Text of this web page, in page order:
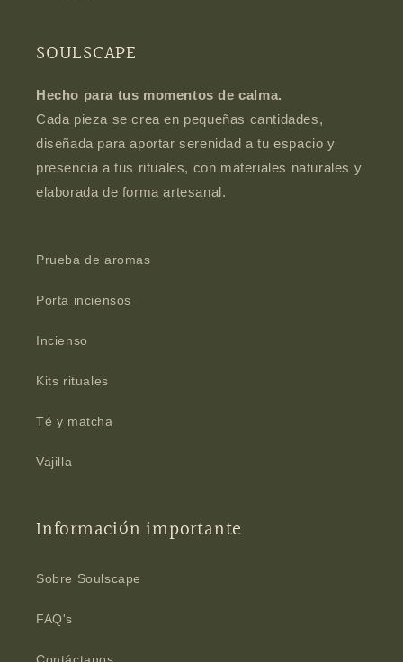
SOULSCAPE
Hecho para tus momentos de calma.
Cada pieza se crea en pequeñas cantidades,
diseñada para aportar serenidad a tu espacio y
presencia a tus rituales, con materiales naturales y
elaborada de forma artesanal.
Prueba de aromas
Porta inciensos
Incienso
Kits rituales
Té y matcha
Vajilla
Información importante
Sobre Soulscape
FAQ's